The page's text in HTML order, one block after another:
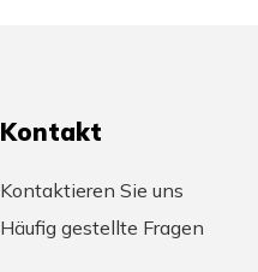
Kontakt
Kontaktieren Sie uns
Häufig gestellte Fragen